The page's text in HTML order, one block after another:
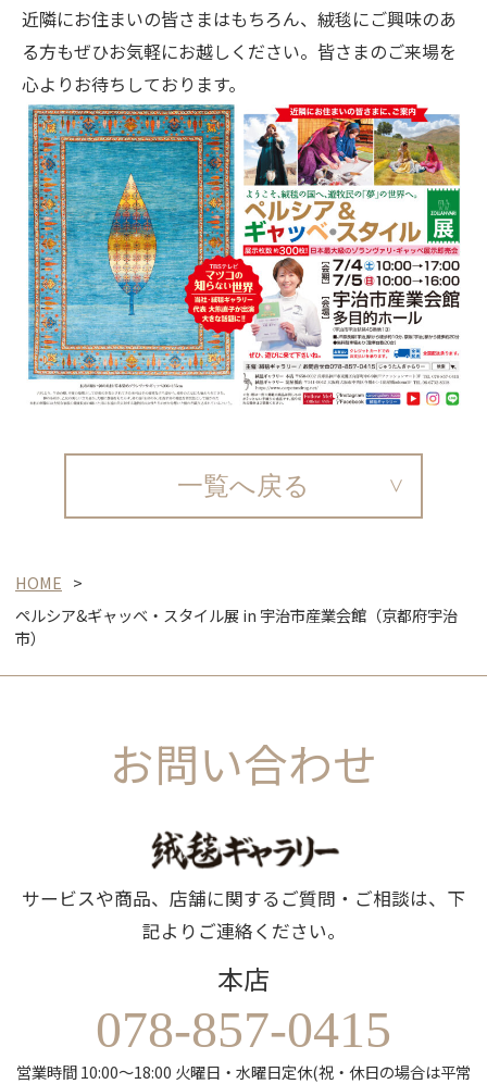
近隣にお住まいの皆さまはもちろん、絨毯にご興味のあ
る方もぜひお気軽にお越しください。皆さまのご来場を
心よりお待ちしております。
一覧へ戻る
HOME
ペルシア&ギャッベ・スタイル展 in 宇治市産業会館（京都府宇治
市）
お問い合わせ
サービスや商品、店舗に関するご質問・ご相談は、下
記よりご連絡ください。
本店
078-857-0415
営業時間 10:00～18:00 火曜日・水曜日定休(祝・休日の場合は平常